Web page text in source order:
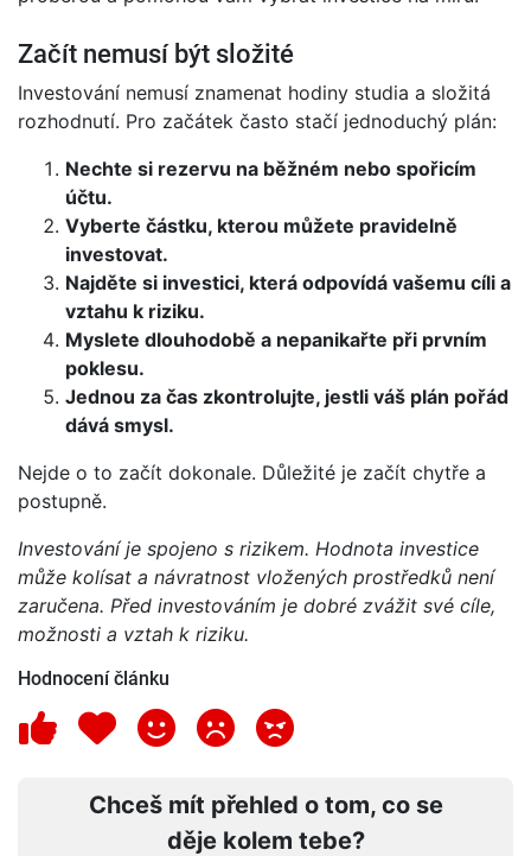
Začít nemusí být složité
Investování nemusí znamenat hodiny studia a složitá
rozhodnutí. Pro začátek často stačí jednoduchý plán:
Nechte si rezervu na běžném nebo spořicím
účtu.
Vyberte částku, kterou můžete pravidelně
investovat.
Najděte si investici, která odpovídá vašemu cíli a
vztahu k riziku.
Myslete dlouhodobě a nepanikařte při prvním
poklesu.
Jednou za čas zkontrolujte, jestli váš plán pořád
dává smysl.
Nejde o to začít dokonale. Důležité je začít chytře a
postupně.
Investování je spojeno s rizikem. Hodnota investice
může kolísat a návratnost vložených prostředků není
zaručena. Před investováním je dobré zvážit své cíle,
možnosti a vztah k riziku.
Hodnocení článku
Chceš mít přehled o tom, co se
děje kolem tebe?